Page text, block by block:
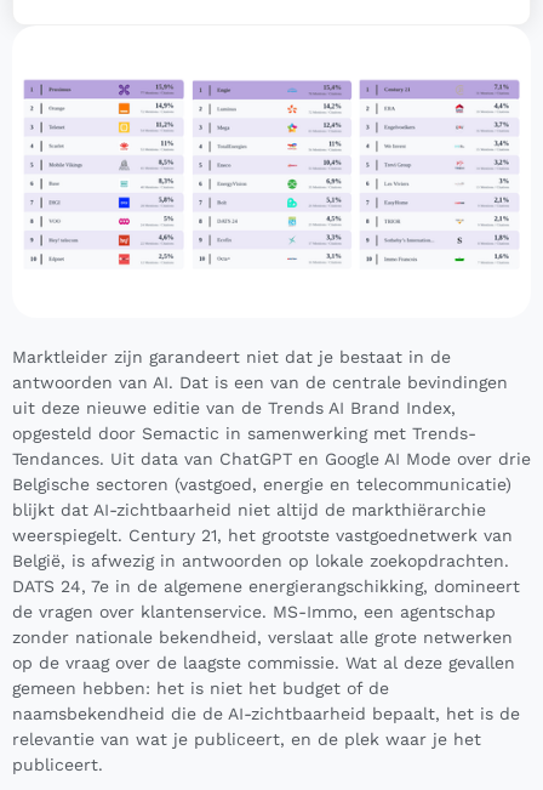
Marktleider zijn garandeert niet dat je bestaat in de
antwoorden van AI. Dat is een van de centrale bevindingen
uit deze nieuwe editie van de Trends AI Brand Index,
opgesteld door Semactic in samenwerking met Trends-
Tendances. Uit data van ChatGPT en Google AI Mode over drie
Belgische sectoren (vastgoed, energie en telecommunicatie)
blijkt dat AI-zichtbaarheid niet altijd de markthiërarchie
weerspiegelt. Century 21, het grootste vastgoednetwerk van
België, is afwezig in antwoorden op lokale zoekopdrachten.
DATS 24, 7e in de algemene energierangschikking, domineert
de vragen over klantenservice. MS-Immo, een agentschap
zonder nationale bekendheid, verslaat alle grote netwerken
op de vraag over de laagste commissie. Wat al deze gevallen
gemeen hebben: het is niet het budget of de
naamsbekendheid die de AI-zichtbaarheid bepaalt, het is de
relevantie van wat je publiceert, en de plek waar je het
publiceert.